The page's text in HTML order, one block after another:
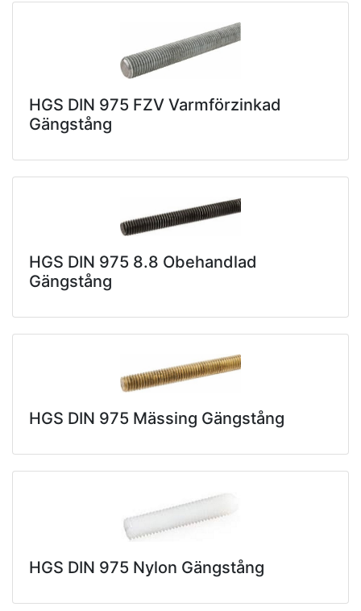
HGS DIN 975 FZV Varmförzinkad
Gängstång
HGS DIN 975 8.8 Obehandlad
Gängstång
HGS DIN 975 Mässing Gängstång
HGS DIN 975 Nylon Gängstång